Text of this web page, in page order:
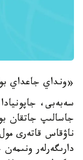
«ونداي جاعداي
سەبەبى،
جاسالىپ جاتقان
ناۋقاس قاتەرى
دارىگەرلەر